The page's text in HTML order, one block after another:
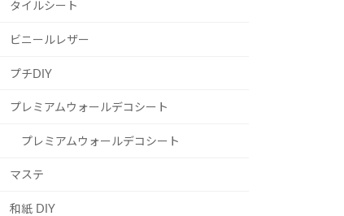
タイルシート
ビニールレザー
プチDIY
プレミアムウォールデコシート
プレミアムウォールデコシート
マステ
和紙 DIY